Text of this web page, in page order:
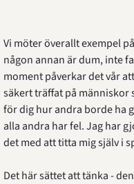
Vi möter överallt exempel
någon annan är dum, inte
moment påverkar det vår
säkert träffat på människor
för dig hur andra borde ha
alla andra har fel. Jag har
det med att titta mig själv i
Det här sättet att tänka -